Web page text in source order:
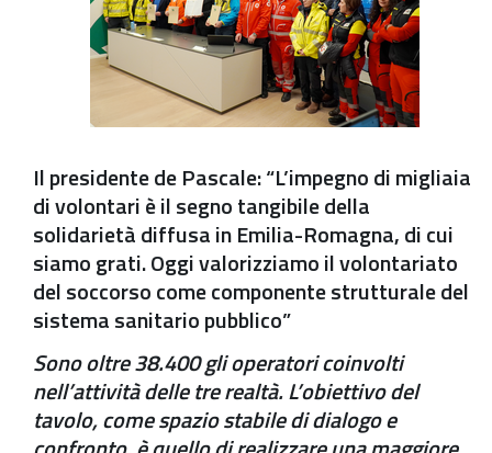
Il presidente de Pascale: “L’impegno di migliaia
di volontari è il segno tangibile della
solidarietà diffusa in Emilia-Romagna, di cui
siamo grati. Oggi valorizziamo il volontariato
del soccorso come componente strutturale del
sistema sanitario pubblico”
Sono oltre 38.400 gli operatori coinvolti
nell’attività delle tre realtà. L’obiettivo del
tavolo, come spazio stabile di dialogo e